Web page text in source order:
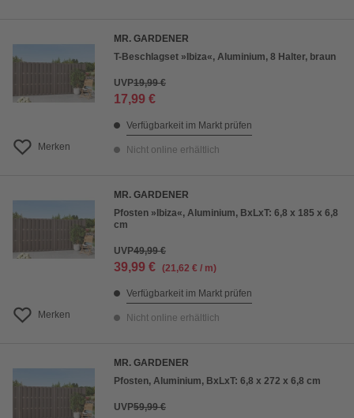
Merken
MR. GARDENER
T-Beschlagset »Ibiza«, Aluminium, 8 Halter, braun
UVP19,99 €
17,99 €
Verfügbarkeit im Markt prüfen
Nicht online erhältlich
Merken
MR. GARDENER
Pfosten »Ibiza«, Aluminium, BxLxT: 6,8 x 185 x 6,8
cm
UVP49,99 €
39,99 € (21,62 € / m)
Verfügbarkeit im Markt prüfen
Nicht online erhältlich
MR. GARDENER
Pfosten, Aluminium, BxLxT: 6,8 x 272 x 6,8 cm
UVP59,99 €